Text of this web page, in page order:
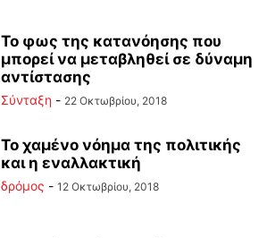
Το φως της κατανόησης που
μπορεί να μεταβληθεί σε δύναμη
αντίστασης
Σύνταξη - 22 Οκτωβρίου, 2018
Το χαμένο νόημα της πολιτικής
και η εναλλακτική
δρόμος - 12 Οκτωβρίου, 2018